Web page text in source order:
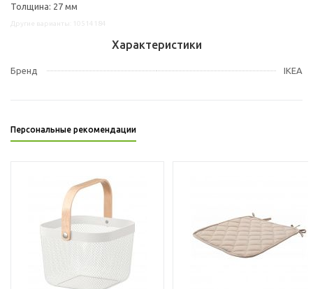
Толщина: 27 мм
Характеристики
Бренд IKEA
Персональные рекомендации